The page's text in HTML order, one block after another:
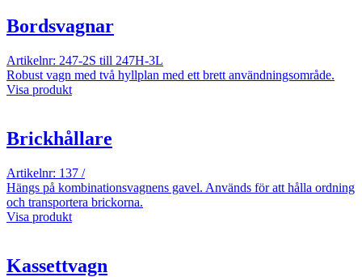
Bordsvagnar
Artikelnr: 247-2S till 247H-3L
Robust vagn med två hyllplan med ett brett användningsområde.
Visa produkt
Brickhållare
Artikelnr: 137 /
Hängs på kombinationsvagnens gavel. Används för att hålla ordning
och transportera brickorna.
Visa produkt
Kassettvagn